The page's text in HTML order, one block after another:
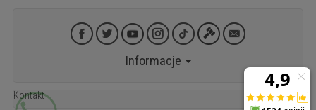
Informacje
Kontakt